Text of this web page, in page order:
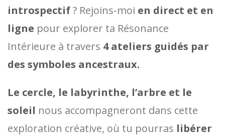
introspectif? Rejoins-moi en direct et en
ligne pour explorer ta Résonance
Intérieure à travers 4 ateliers guidés par
des symboles ancestraux.
Le cercle, le labyrinthe, l’arbre et le
soleil nous accompagneront dans cette
exploration créative, où tu pourras libérer